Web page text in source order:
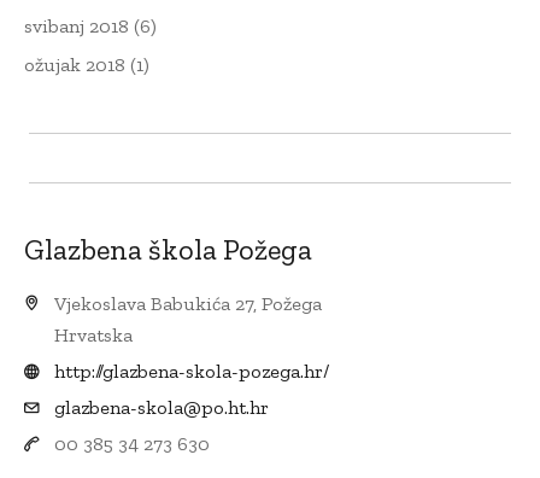
svibanj 2018 (6)
ožujak 2018 (1)
Glazbena škola Požega
Vjekoslava Babukića 27, Požega
Hrvatska
http://glazbena-skola-pozega.hr/
glazbena-skola@po.ht.hr
00 385 34 273 630